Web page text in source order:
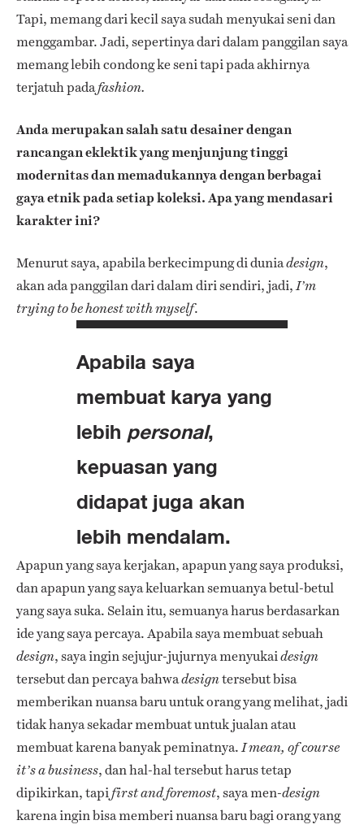
Tapi, memang dari kecil saya sudah menyukai seni dan
menggambar. Jadi, sepertinya dari dalam panggilan saya
memang lebih condong ke seni tapi pada akhirnya
terjatuh padafashion.
Anda merupakan salah satu desainer dengan
rancangan eklektik yang menjunjung tinggi
modernitas dan memadukannya dengan berbagai
gaya etnik pada setiap koleksi. Apa yang mendasari
karakter ini?
Menurut saya, apabila berkecimpung di duniadesign,
akan ada panggilan dari dalam diri sendiri, jadi,I’m
trying to be honest with myself.
Apabila saya
membuat karya yang
lebih personal,
kepuasan yang
didapat juga akan
lebih mendalam.
Apapun yang saya kerjakan, apapun yang saya produksi,
dan apapun yang saya keluarkan semuanya betul-betul
yang saya suka. Selain itu, semuanya harus berdasarkan
ide yang saya percaya. Apabila saya membuat sebuah
design, saya ingin sejujur-jujurnya menyukaidesign
tersebut dan percaya bahwadesigntersebut bisa
memberikan nuansa baru untuk orang yang melihat, jadi
tidak hanya sekadar membuat untuk jualan atau
membuat karena banyak peminatnya.I mean, of course
it’s a business, dan hal-hal tersebut harus tetap
dipikirkan, tapi first and foremost, saya men-design
karena ingin bisa memberi nuansa baru bagi orang yang